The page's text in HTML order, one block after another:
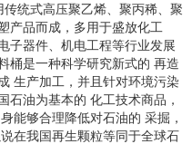
统式高压聚乙烯、聚丙稀、聚
产品而成，多用于盛放化工
子器件、机电工程等行业发展
桶是一种科学研究新式的 再造
生产加工，并且针对环境污染
石油为基本的 化工技术商品，
能够合理降低对石油的 采掘，
在我国再生颗粒等同于全球石